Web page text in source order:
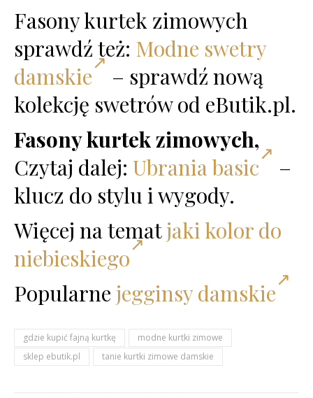
Fasony kurtek zimowych
sprawdź też: Modne swetry
damskie
– sprawdź nową
kolekcję swetrów od eButik.pl.
Fasony kurtek zimowych,
Czytaj dalej: Ubrania basic
–
klucz do stylu i wygody.
Więcej na tematjaki kolor do
niebieskiego
Popularne jegginsy damskie
gdzie kupić fajną kurtkę
modne kurtki zimowe
sklep ebutik.pl
tanie kurtki zimowe damskie